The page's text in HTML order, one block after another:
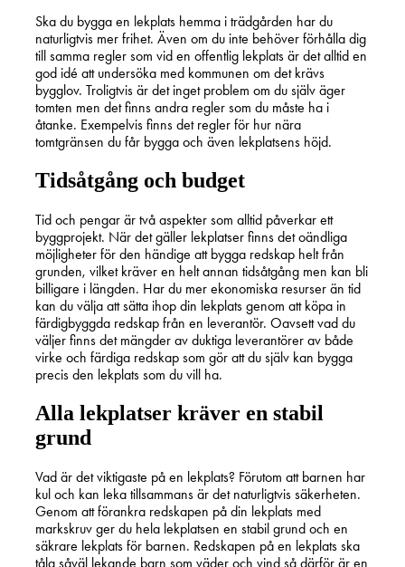
Ska du bygga en lekplats hemma i trädgården har du
naturligtvis mer frihet. Även om du inte behöver förhålla dig
till samma regler som vid en offentlig lekplats är det alltid en
god idé att undersöka med kommunen om det krävs
bygglov. Troligtvis är det inget problem om du själv äger
tomten men det finns andra regler som du måste ha i
åtanke. Exempelvis finns det regler för hur nära
tomtgränsen du får bygga och även lekplatsens höjd.
Tidsåtgång och budget
Tid och pengar är två aspekter som alltid påverkar ett
byggprojekt. När det gäller lekplatser finns det oändliga
möjligheter för den händige att bygga redskap helt från
grunden, vilket kräver en helt annan tidsåtgång men kan bli
billigare i längden. Har du mer ekonomiska resurser än tid
kan du välja att sätta ihop din lekplats genom att köpa in
färdigbyggda redskap från en leverantör. Oavsett vad du
väljer finns det mängder av duktiga leverantörer av både
virke och färdiga redskap som gör att du själv kan bygga
precis den lekplats som du vill ha.
Alla lekplatser kräver en stabil
grund
Vad är det viktigaste på en lekplats? Förutom att barnen har
kul och kan leka tillsammans är det naturligtvis säkerheten.
Genom att förankra redskapen på din lekplats med
markskruv ger du hela lekplatsen en stabil grund och en
säkrare lekplats för barnen. Redskapen på en lekplats ska
tåla såväl lekande barn som väder och vind så därför är en